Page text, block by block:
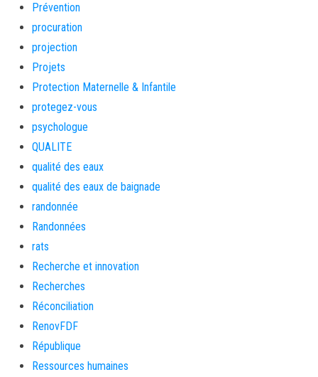
Prévention
procuration
projection
Projets
Protection Maternelle & Infantile
protegez-vous
psychologue
QUALITE
qualité des eaux
qualité des eaux de baignade
randonnée
Randonnées
rats
Recherche et innovation
Recherches
Réconciliation
RenovFDF
République
Ressources humaines